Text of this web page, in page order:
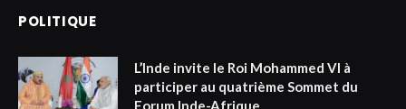
POLITIQUE
L’Inde invite le Roi Mohammed VI à
participer au quatrième Sommet du